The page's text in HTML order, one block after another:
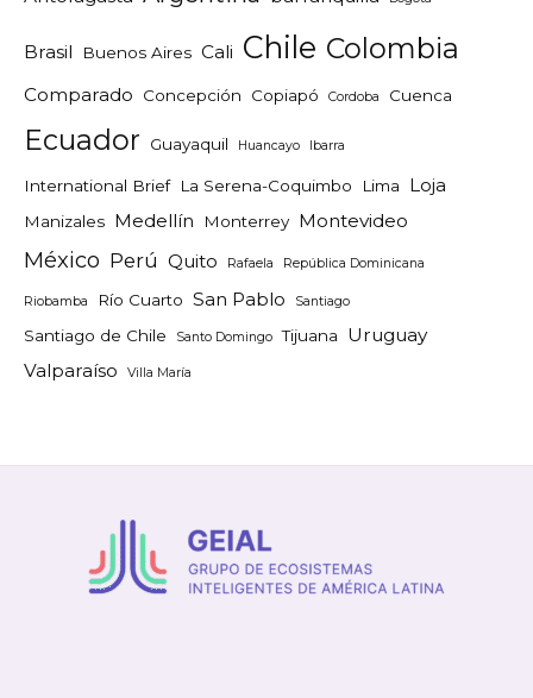
Brasil Buenos Aires Cali Chile Colombia
Comparado Concepción Copiapó Cordoba Cuenca
Ecuador Guayaquil Huancayo Ibarra
International Brief La Serena-Coquimbo Lima Loja
Manizales Medellín Monterrey Montevideo
México Perú Quito Rafaela República Dominicana
Riobamba Río Cuarto San Pablo Santiago
Santiago de Chile Santo Domingo Tijuana
Uruguay
Valparaíso
Villa María